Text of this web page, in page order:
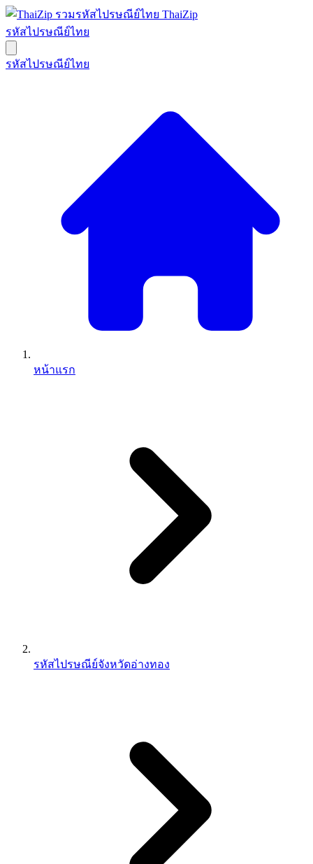
ThaiZip
รหัสไปรษณีย์ไทย
รหัสไปรษณีย์ไทย
หน้าแรก
รหัสไปรษณีย์จังหวัดอ่างทอง